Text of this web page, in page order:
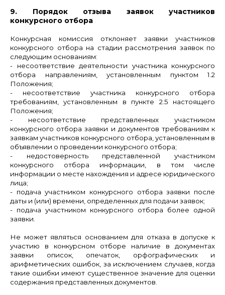
9. Порядок отзыва заявок участников
конкурсного отбора
Конкурсная комиссия отклоняет заявки участников
конкурсного отбора на стадии рассмотрения заявок по
следующим основаниям:
- несоответствие деятельности участника конкурсного
отбора направлениям, установленным пунктом 1.2
Положения;
- несоответствие участника конкурсного отбора
требованиям, установленным в пункте 2.5 настоящего
Положения;
- несоответствие представленных участником
конкурсного отбора заявки и документов требованиям к
заявкам участников конкурсного отбора, установленным в
объявлении о проведении конкурсного отбора;
- недостоверность представленной участником
конкурсного отбора информации, в том числе
информации о месте нахождения и адресе юридического
лица;
- подача участником конкурсного отбора заявки после
даты и (или) времени, определенных для подачи заявок;
- подача участником конкурсного отбора более одной
заявки.
Не может являться основанием для отказа в допуске к
участию в конкурсном отборе наличие в документах
заявки описок, опечаток, орфографических и
арифметических ошибок, за исключением случаев, когда
такие ошибки имеют существенное значение для оценки
содержания представленных документов.